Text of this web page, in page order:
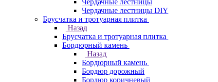
Чердачные лестницы
Чердачные лестницы DIY
Брусчатка и тротуарная плитка
Назад
Брусчатка и тротуарная плитка
Бордюрный камень
Назад
Бордюрный камень
Бордюр дорожный
Бордюр коричневый